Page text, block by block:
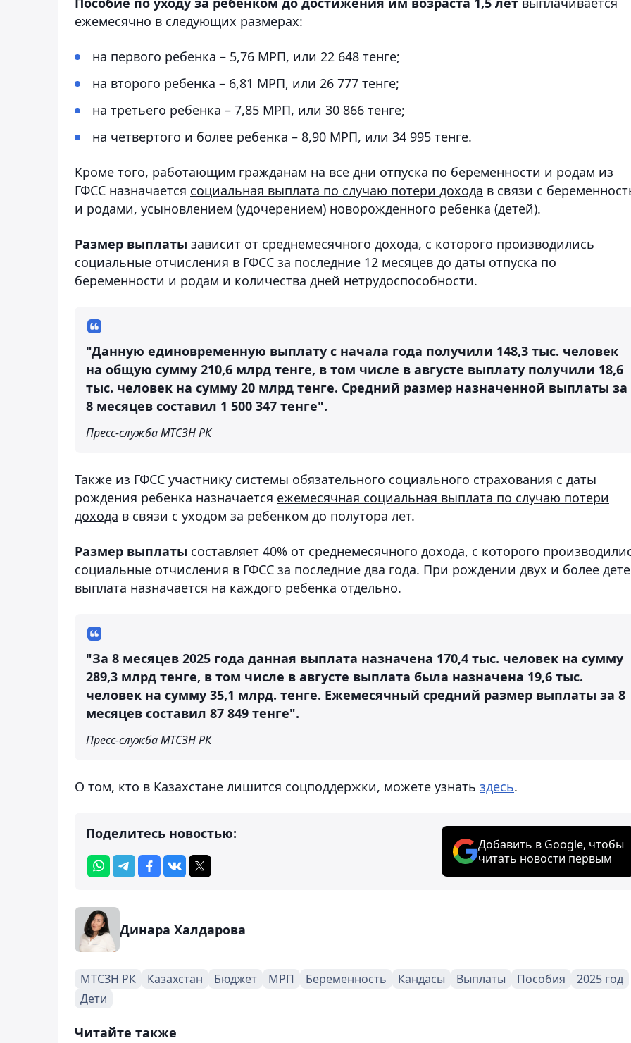
ежемесячно в следующих размерах:
на первого ребенка – 5,76 МРП, или 22 648 тенге;
на второго ребенка – 6,81 МРП, или 26 777 тенге;
на третьего ребенка – 7,85 МРП, или 30 866 тенге;
на четвертого и более ребенка – 8,90 МРП, или 34 995 тенге.
Кроме того, работающим гражданам на все дни отпуска по беременности и родам из
ГФСС назначается социальная выплата по случаю потери дохода в связи с
и родами, усыновлением (удочерением) новорожденного ребенка (детей).
Размер выплаты зависит от среднемесячного дохода, с которого производились
социальные отчисления в ГФСС за последние 12 месяцев до даты отпуска по
беременности и родам и количества дней нетрудоспособности.
"Данную единовременную выплату c начала года получили 148,3 тыс. человек
на общую сумму 210,6 млрд тенге, в том числе в августе выплату получили 18,6
тыс. человек на сумму 20 млрд тенге. Средний размер назначенной выплаты за
8 месяцев составил 1 500 347 тенге".
Пресс-служба МТСЗН РК
Также из ГФСС участнику системы обязательного социального страхования с даты
рождения ребенка назначается ежемесячная социальная выплата по случаю потери
дохода в связи с уходом за ребенком до полутора лет.
Размер выплаты составляет 40% от среднемесячного дохода, с которого
социальные отчисления в ГФСС за последние два года. При рождении двух и более
выплата назначается на каждого ребенка отдельно.
"За 8 месяцев 2025 года данная выплата назначена 170,4 тыс. человек на сумму
289,3 млрд тенге, в том числе в августе выплата была назначена 19,6 тыс.
человек на сумму 35,1 млрд. тенге. Ежемесячный средний размер выплаты за 8
месяцев составил 87 849 тенге".
Пресс-служба МТСЗН РК
О том, кто в Казахстане лишится соцподдержки, можете узнать здесь.
Поделитесь новостью:
Добавить в Google, чтобы
читать новости первым
Динара Халдарова
МТСЗН РК Казахстан Бюджет МРП Беременность Кандасы Выплаты Пособия
2025 год
Дети
Читайте также